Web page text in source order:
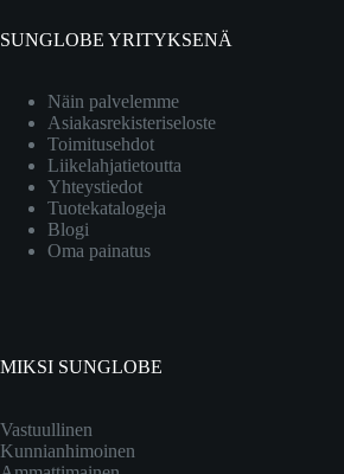
SUNGLOBE YRITYKSENÄ
Näin palvelemme
Asiakasrekisteriseloste
Toimitusehdot
Liikelahjatietoutta
Yhteystiedot
Tuotekatalogeja
Blogi
Oma painatus
MIKSI SUNGLOBE
Vastuullinen
Kunnianhimoinen